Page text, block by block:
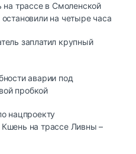
на трассе в Смоленской
на четыре часа
заплатил крупный
аварии под
пробкой
нацпроекту
на трассе Ливны –